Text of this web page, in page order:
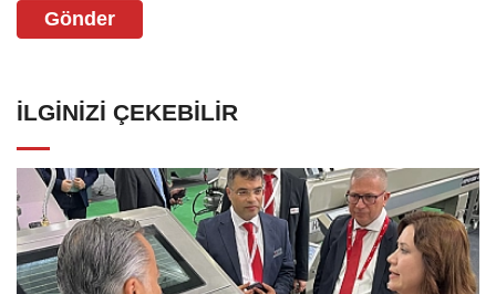
Gönder
İLGINIZI ÇEKEBILIR